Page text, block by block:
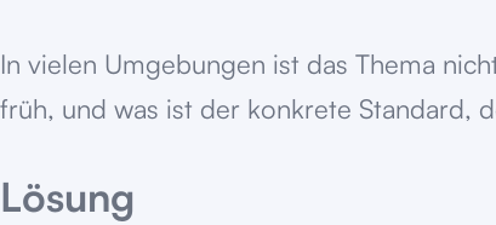
In vielen Umgebungen ist das Thema
früh, und was ist der konkrete Standard,
Lösung